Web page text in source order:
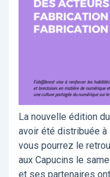
La nouvelle édition
avoir été distribuée à
vous pourrez le
aux Capucins le
et ses partenaires